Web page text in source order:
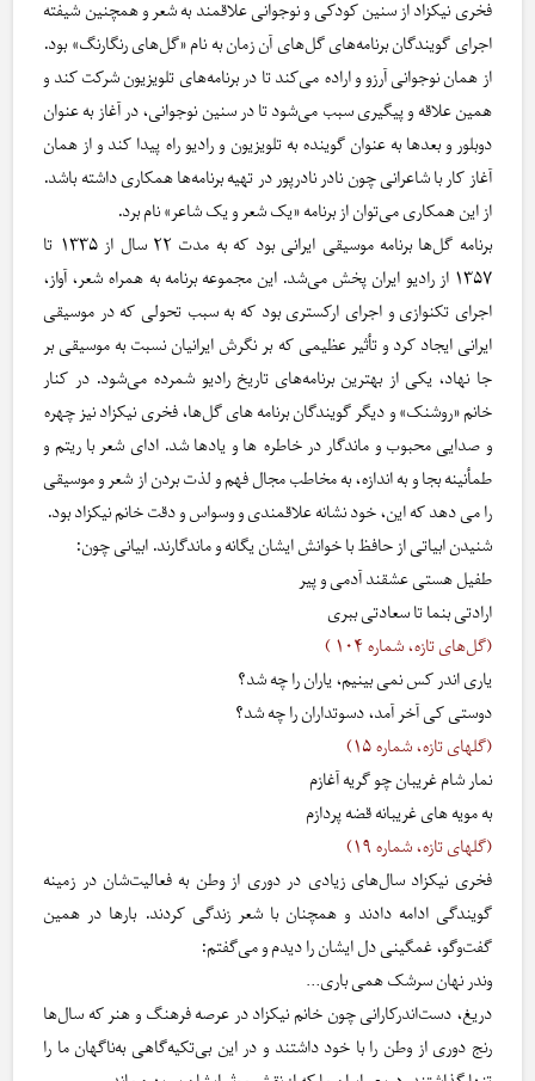
فخری نیکزاد از سنین کودکی و نوجوانی علاقمند به شعر و همچنین شیفته
اجرای گویندگان برنامه‌های گل‌های آن زمان به نام «گل‌های رنگارنگ» بود.
از همان نوجوانی آرزو و اراده می‌کند تا در برنامه‌های تلویزیون شرکت کند و
همین علاقه و پیگیری سبب می‌شود تا در سنین نوجوانی، در آغاز به عنوان
دوبلور و بعدها به عنوان گوینده به تلویزیون و رادیو راه پیدا کند و از همان
آغاز کار با شاعرانی چون نادر نادرپور در تهیه برنامه‌ها همکاری داشته باشد.
از این همکاری می‌توان از برنامه «یک شعر و یک شاعر» نام برد.
برنامه گل‌ها برنامه موسیقی ایرانی بود که به مدت ۲۲ سال از ۱۳۳۵ تا
۱۳۵۷ از رادیو ایران پخش می‌شد. این مجموعه برنامه به همراه شعر، آواز،
اجرای تکنوازی و اجرای ارکستری بود که به سبب تحولی که در موسیقی
ایرانی ایجاد کرد و تأثیر عظیمی که بر نگرش ایرانیان نسبت به موسیقی بر
جا نهاد، یکی از بهترین برنامه‌های تاریخ رادیو شمرده می‌شود. در کنار
خانم «روشنک» و دیگر گویندگان برنامه های گل‌ها، فخری نیکزاد نیز چهره
و صدایی محبوب و ماندگار در خاطره ها و یادها شد. ادای شعر با ریتم و
طمأنینه بجا و به اندازه، به مخاطب مجال فهم و لذت بردن از شعر و موسیقی
را می دهد که این، خود نشانه علاقمندی و وسواس و دقت خانم نیکزاد بود.
شنیدن ابیاتی از حافظ با خوانش ایشان یگانه و ماندگارند. ابیانی چون:
طفیل هستی عشقند آدمی و پیر
ارادتی بنما تا سعادتی ببری
(گل‌های تازه، شماره ۱۰۴ )
یاری اندر کس نمی بینیم، یاران را چه شد؟
دوستی کی آخر آمد، دسوتداران را چه شد؟
(گلهای تازه، شماره ۱۵)
نمار شام غریبان چو گریه آغازم
به مویه های غریبانه قضه پردازم
(گلهای تازه، شماره ۱۹)
فخری نیکزاد سال‌های زیادی در دوری از وطن به فعالیت‌شان در زمینه
گویندگی ادامه دادند و همچنان با شعر زندگی کردند. بارها در همین
گفت‌وگو، غمگینی دل ایشان را دیدم و می‌گفتم:
وندر نهان سرشک همی باری…
دریغ، دست‌اندرکارانی چون خانم نیکزاد در عرصه فرهنگ و هنر که سال‌ها
رنج دوری از وطن را با خود داشتند و در این بی‌تکیه‌‎‌گاهی به‌ناگهان ما را